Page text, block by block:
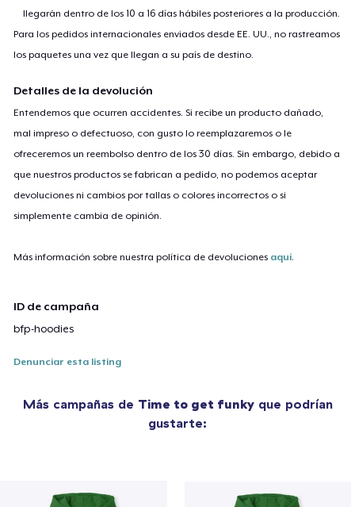
llegarán dentro de los 10 a 16 días hábiles posteriores a la producción.
Para los pedidos internacionales enviados desde EE. UU., no rastreamos
los paquetes una vez que llegan a su país de destino.
Detalles de la devolución
Entendemos que ocurren accidentes. Si recibe un producto dañado,
mal impreso o defectuoso, con gusto lo reemplazaremos o le
ofreceremos un reembolso dentro de los 30 días. Sin embargo, debido a
que nuestros productos se fabrican a pedido, no podemos aceptar
devoluciones ni cambios por tallas o colores incorrectos o si
simplemente cambia de opinión.
Más información sobre nuestra política de devoluciones aquí.
ID de campaña
bfp-hoodies
Denunciar esta listing
Más campañas de Time to get funkyque podrían
gustarte: